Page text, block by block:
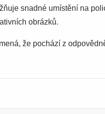
snadné umístění na
obrázků.
že pochází z